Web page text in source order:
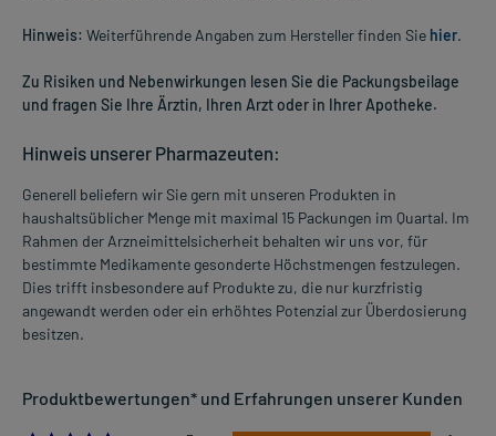
Hinweis: Weiterführende Angaben zum Hersteller finden Sie hier.
Zu Risiken und Nebenwirkungen lesen Sie die Packungsbeilage
und fragen Sie Ihre Ärztin, Ihren Arzt oder in Ihrer Apotheke.
Hinweis unserer Pharmazeuten:
Generell beliefern wir Sie gern mit unseren Produkten in
haushaltsüblicher Menge mit maximal 15 Packungen im Quartal. Im
Rahmen der Arzneimittelsicherheit behalten wir uns vor, für
bestimmte Medikamente gesonderte Höchstmengen festzulegen.
Dies trifft insbesondere auf Produkte zu, die nur kurzfristig
angewandt werden oder ein erhöhtes Potenzial zur Überdosierung
besitzen.
Produktbewertungen* und Erfahrungen unserer Kunden